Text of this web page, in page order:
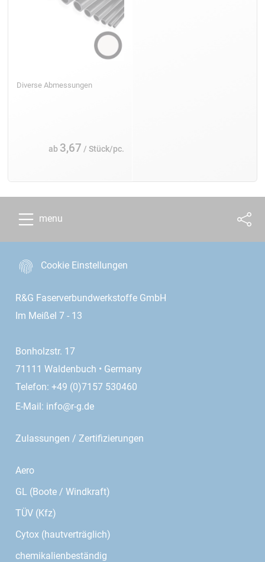
Diverse Abmessungen
ab 3,67 / Stück/pc.
menu
Cookie Einstellungen
R&G Faserverbundwerkstoffe GmbH
Im Meißel 7 - 13
Bonholzstr. 17
71111 Waldenbuch • Germany
Telefon: +49 (0)7157 530460
E-Mail: info@r-g.de
Zulassungen / Zertifizierungen
Aero
GL (Boote / Windkraft)
TÜV (Kfz)
Cytox (hautverträglich)
chemikalienbeständig